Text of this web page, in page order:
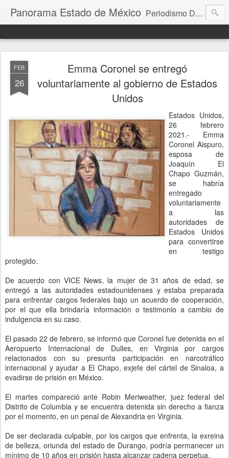
Panorama Estado de México Periodismo Digital
FEB
26
Emma Coronel se entregó
voluntariamente al gobierno de Estados
Unidos
Estados Unidos,
26 febrero
2021.- Emma
Coronel Aispuro,
esposa de
Joaquín El
Chapo Guzmán,
se habría
entregado
voluntariamente
a las
autoridades de
Estados Unidos
para convertirse
en testigo
protegido.
De acuerdo con VICE News, la mujer de 31 años de edad, se
entregó a las autoridades estadounidenses y estaba preparada
para enfrentar cargos federales bajo un acuerdo de cooperación,
por el que ella brindaría información o testimonio a cambio de
indulgencia en su caso.
El pasado 22 de febrero, se informó que Coronel fue detenida en el
Aeropuerto Internacional de Dulles, en Virginia por cargos
relacionados con su presunta participación en narcotráfico
internacional y ayudar a El Chapo, exjefe del cártel de Sinaloa, a
evadirse de prisión en México.
El martes compareció ante Robin Meriweather, juez federal del
Distrito de Columbia y se encuentra detenida sin derecho a fianza
por el momento, en un penal de Alexandria en Virginia.
De ser declarada culpable, por los cargos que enfrenta, la exreina
de belleza, oriunda del estado de Durango, podría permanecer un
mínimo de 10 años en prisión hasta alcanzar cadena perpetua.